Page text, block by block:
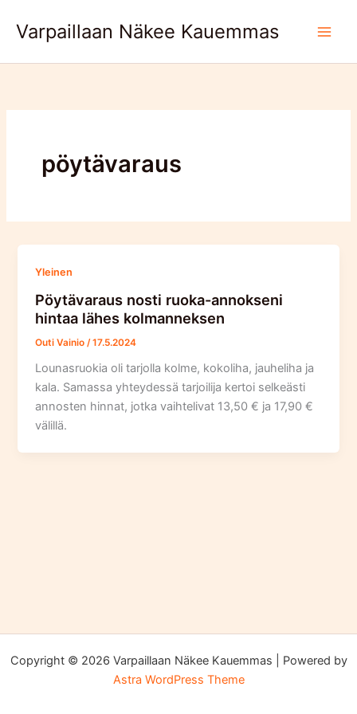
Varpaillaan Näkee Kauemmas
pöytävaraus
Yleinen
Pöytävaraus nosti ruoka-annokseni
hintaa lähes kolmanneksen
Outi Vainio /17.5.2024
Lounasruokia oli tarjolla kolme, kokoliha, jauheliha ja
kala. Samassa yhteydessä tarjoilija kertoi selkeästi
annosten hinnat, jotka vaihtelivat 13,50 € ja 17,90 €
välillä.
Copyright © 2026 Varpaillaan Näkee Kauemmas | Powered by
Astra WordPress Theme